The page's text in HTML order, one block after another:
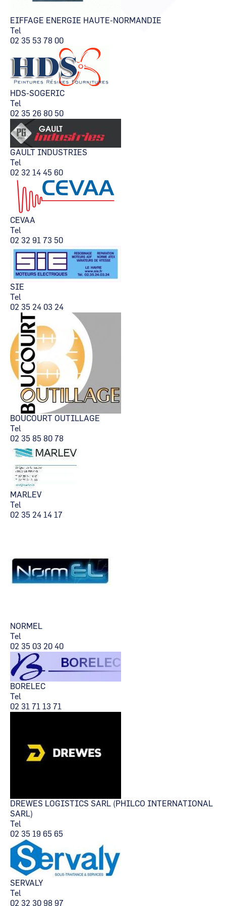
EIFFAGE ENERGIE HAUTE-NORMANDIE
Tel
02 35 53 78 00
HDS-SOGERIC
Tel
02 35 26 80 50
GAULT INDUSTRIES
Tel
02 32 14 45 60
CEVAA
Tel
02 32 91 73 50
SIE
Tel
02 35 24 03 24
BOUCOURT OUTILLAGE
Tel
02 35 85 80 78
MARLEV
Tel
02 35 24 14 17
NORMEL
Tel
02 35 03 20 40
BORELEC
Tel
02 31 71 13 71
DREWES LOGISTICS SARL (PHILCO INTERNATIONAL
SARL)
Tel
02 35 19 65 65
SERVALY
Tel
02 32 30 98 97